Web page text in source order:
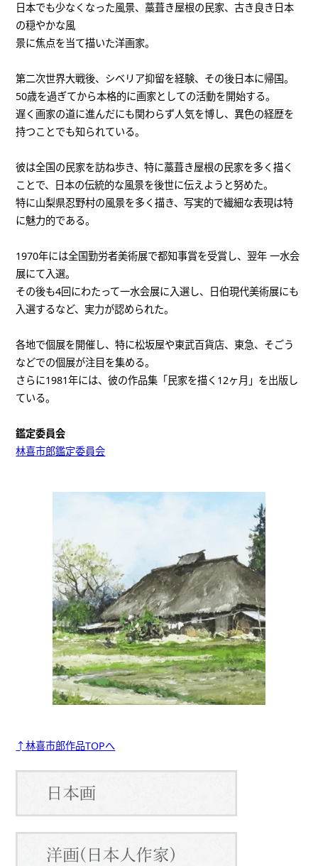
日本でも少なくなった風景、藁葺き屋根の民家、古き良き日本
の穏やかな風
景に焦点を当て描いた洋画家。
第二次世界大戦後、シベリア抑留を経験、その後日本に帰国。
50歳を過ぎてから本格的に画家としての活動を開始する。
遅く画家の道に進んだにも関わらず人気を博し、異色の経歴を
持つことでも知られている。
彼は全国の民家を訪ね歩き、特に藁葺き屋根の民家を多く描く
ことで、日本の伝統的な風景を後世に伝えようと努めた。
特に山梨県忍野村の風景を多く描き、写実的で繊細な表現は特
に魅力的である。
1970年には全国勤労者美術展で都知事賞を受賞し、翌年 一水会
展にて入選。
その後も4回にわたって一水会展に入選し、日伯現代美術展にも
入選するなど、実力が認められた。
各地で個展を開催し、特に松坂屋や東武百貨店、東急、そごう
などでの個展が注目を集める。
さらに1981年には、彼の作品集「民家を描く12ヶ月」を出版し
ている。
鑑定委員会
林喜市郎鑑定委員会
↑林喜市郎作品TOPへ